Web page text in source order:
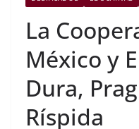
La
México y
Dura,
Ríspida